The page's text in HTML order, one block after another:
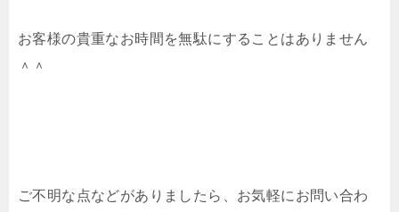
お客様の貴重なお時間を無駄にすることはありません
＾＾
ご不明な点などがありましたら、お気軽にお問い合わ